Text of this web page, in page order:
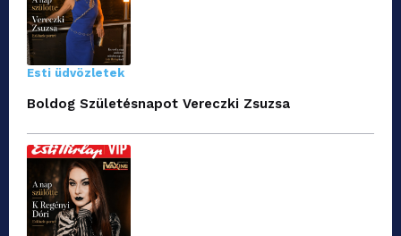
Esti üdvözletek
Boldog Születésnapot Vereczki Zsuzsa